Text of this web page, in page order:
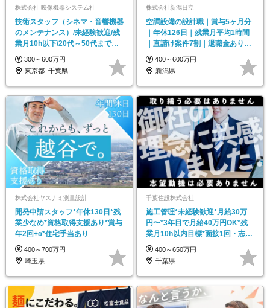
株式会社 映像機器システム社
技術スタッフ（シネマ・音響機器
のメンテナンス）/未経験歓迎/残
業月10h以下/20代～50代まで活
躍/転勤無し
300～600万円
東京都_千葉県
株式会社新潟日立
空調設備の設計職｜賞与5ヶ月分
｜年休126日｜残業月平均1時間
｜直請け案件7割｜退職金あり｜
フレックスあり
400～600万円
新潟県
株式会社ヤスナミ測量設計
開発申請スタッフ*年休130日*残
業少なめ*資格取得支援あり*賞与
年2回+α*住宅手当あり
400～700万円
埼玉県
千葉住設株式会社
施工管理*未経験歓迎*月給30万
円〜*3年目で月給40万円OK*残
業月10h以内目標*面接1回・志望
動機不問
400～650万円
千葉県